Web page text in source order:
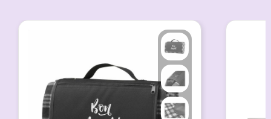
Janzen